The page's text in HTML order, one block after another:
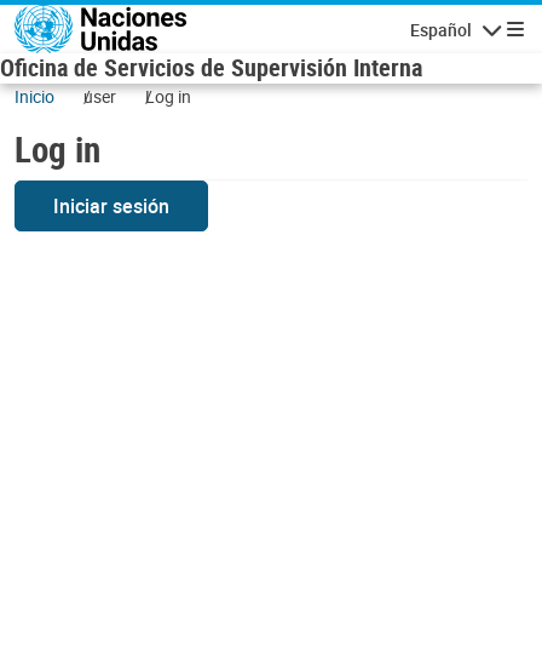
Skip to main content
Español
Oficina de Servicios de Supervisión Interna
Inicio user Log in
Log in
Iniciar sesión